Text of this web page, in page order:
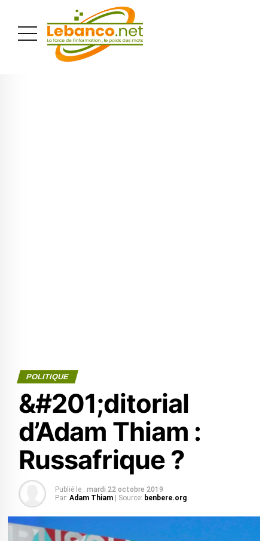
POLITIQUE
&#201;ditorial
d’Adam Thiam :
Russafrique ?
Publié le : mardi 22 octobre 2019
Par: Adam Thiam | Source: benbere.org